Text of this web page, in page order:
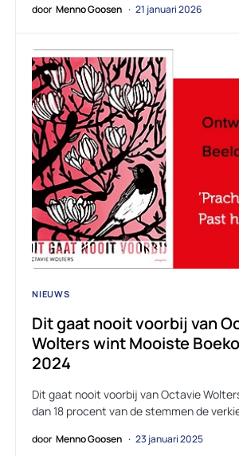
door Menno Goosen 21 januari 2026
NIEUWS
Dit gaat nooit voorbij van
Wolters wint Mooiste
2024
Dit gaat nooit voorbij van Octavie
dan 18 procent van de stemmen de
door Menno Goosen 23 januari 2025